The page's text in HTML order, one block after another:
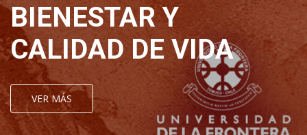
BIENESTAR Y
CALIDAD DE VIDA
VER MÁS